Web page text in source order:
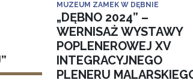
MUZEUM ZAMEK W DĘBNIE
„DĘBNO 2024” –
WERNISAŻ WYSTAWY
POPLENEROWEJ XV
INTEGRACYJNEGO
PLENERU